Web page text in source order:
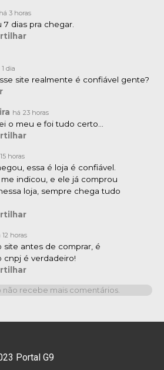
há 3 horas
dias pra chegar.
dia
site realmente é confiável gente?
há 23 horas
o meu e foi tudo certo…
horas
essa é loja é confiável.
indicou, e ele já comprou
loja, sempre chega tudo
12 horas
site antes de comprar, é
cnpj é verdadeiro!
não recebe mais comentários.
Portal G9